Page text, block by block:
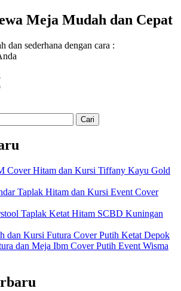
Meja Mudah dan Cepat
dan sederhana dengan cara :
Cover Hitam dan Kursi Tiffany Kayu Gold
Taplak Hitam dan Kursi Event Cover
Taplak Ketat Hitam SCBD Kuningan
dan Kursi Futura Cover Putih Ketat Depok
dan Meja Ibm Cover Putih Event Wisma